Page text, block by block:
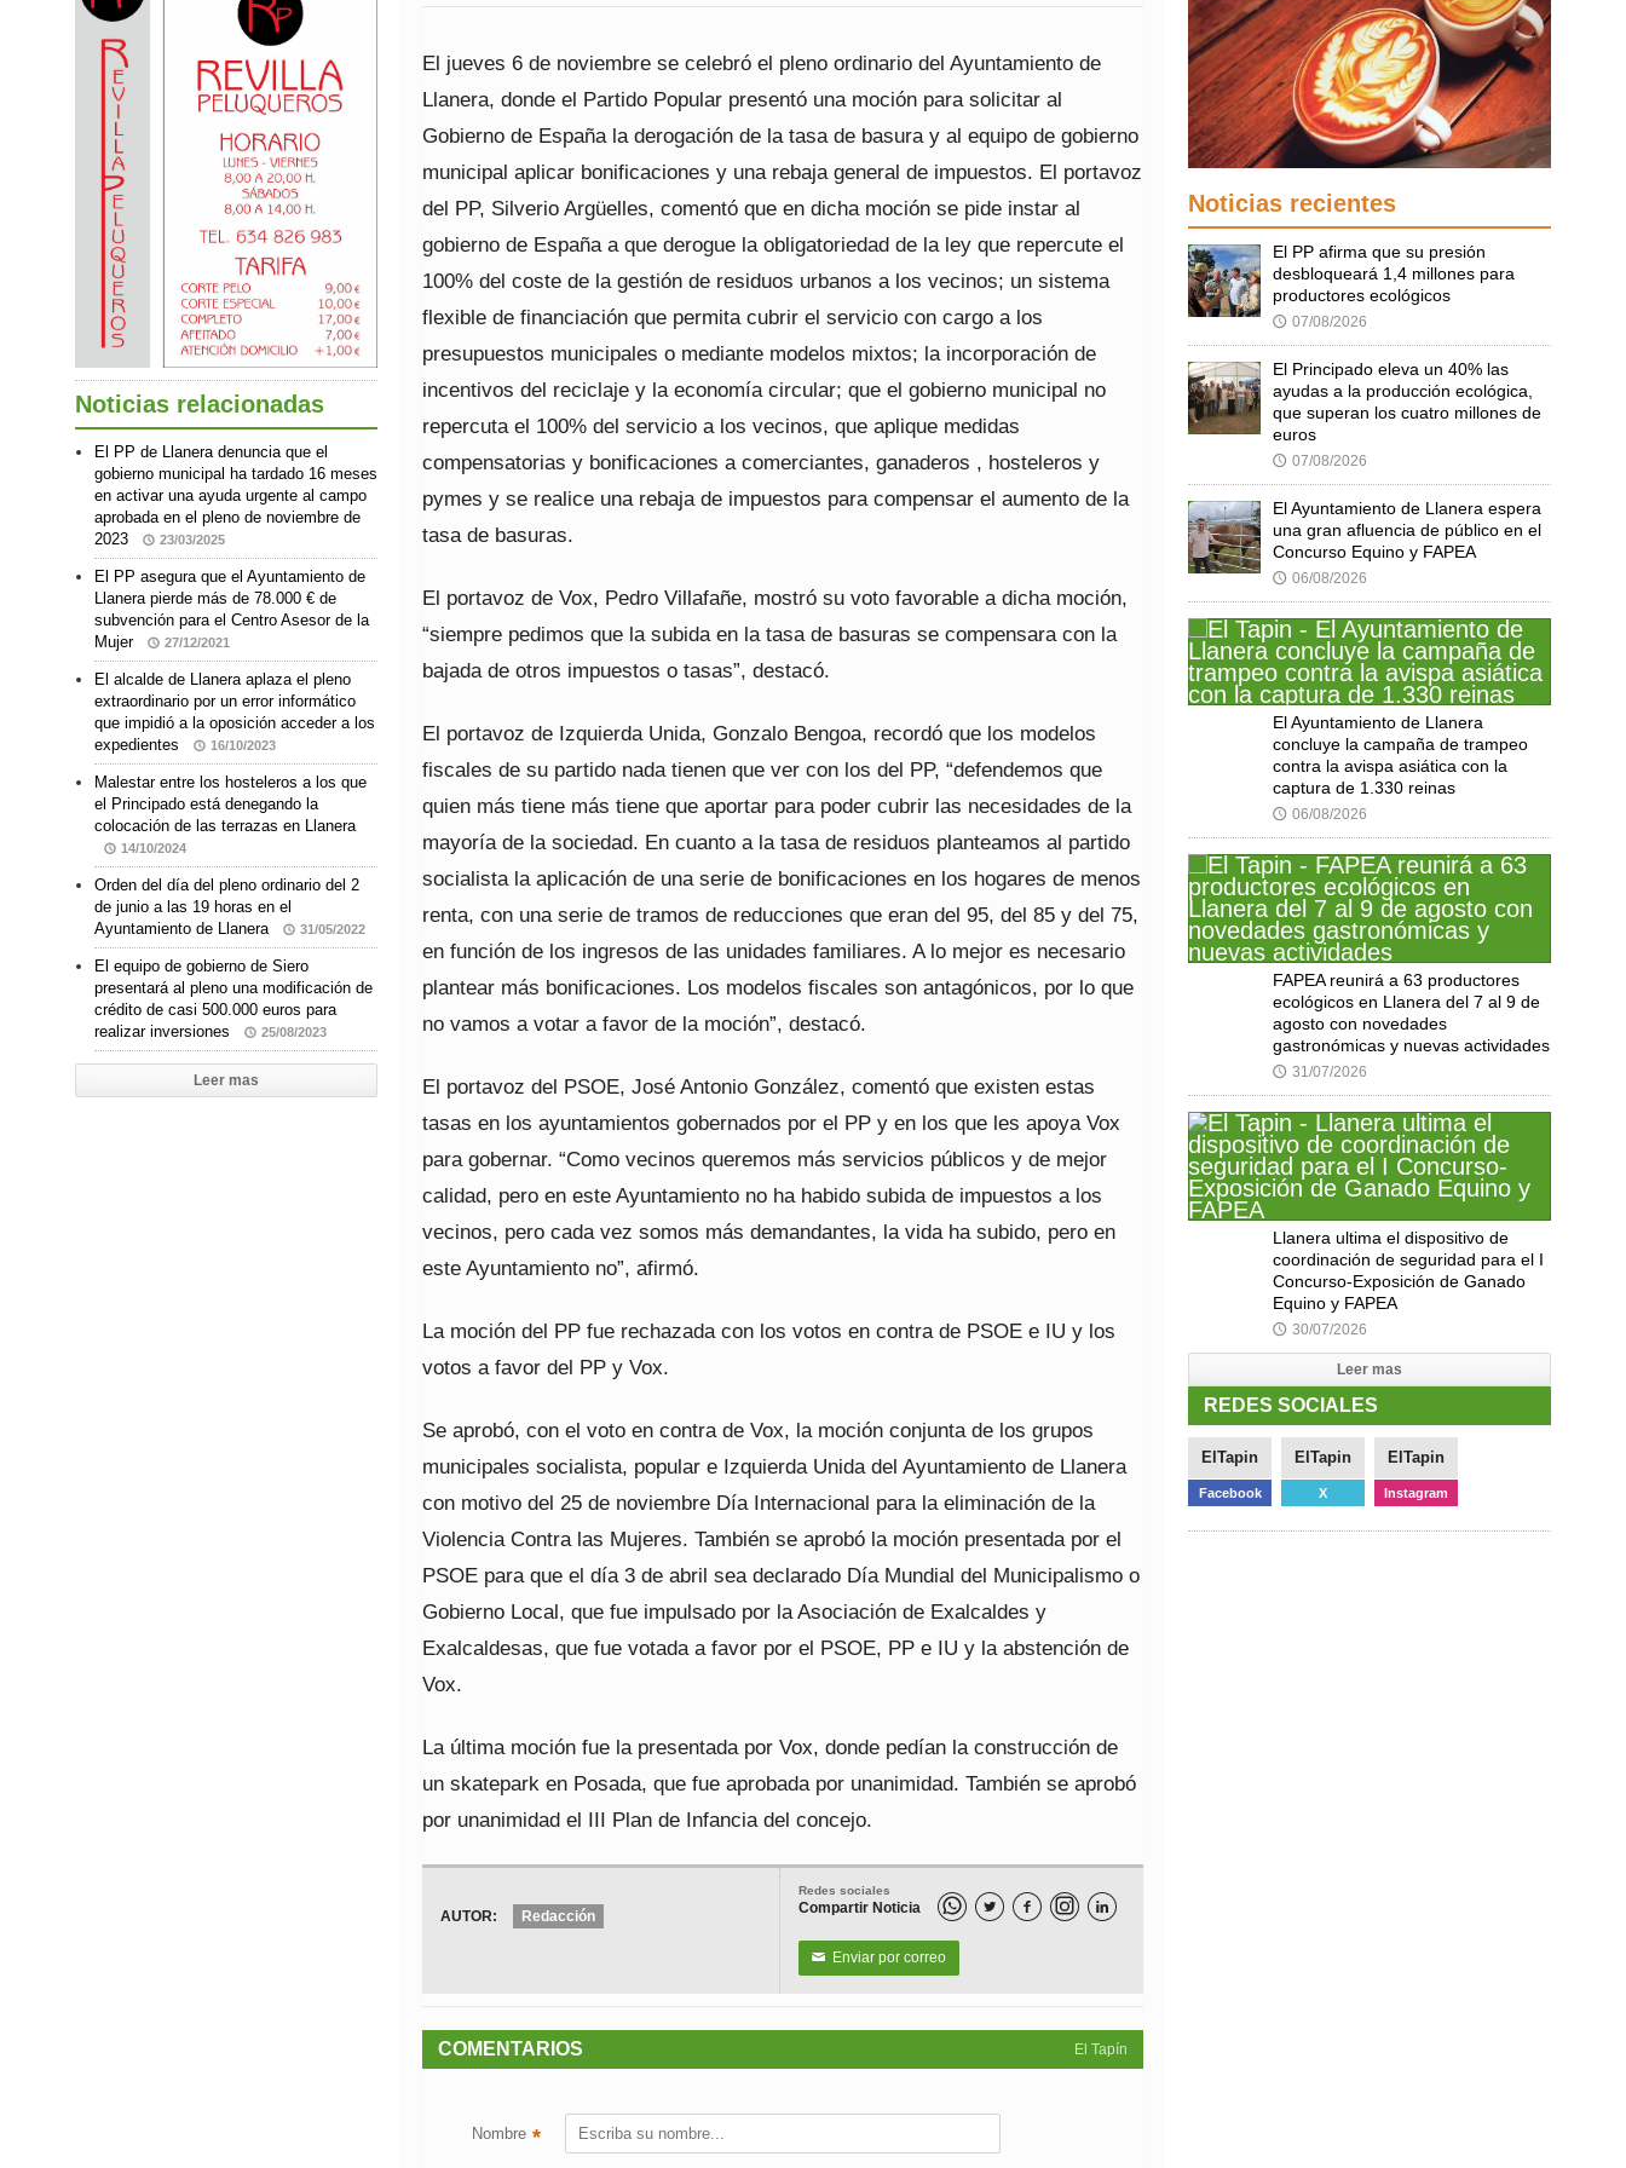
El jueves 6 de noviembre se celebró el pleno ordinario del Ayuntamiento de
Llanera, donde el Partido Popular presentó una moción para solicitar al
Gobierno de España la derogación de la tasa de basura y al equipo de gobierno
municipal aplicar bonificaciones y una rebaja general de impuestos. El portavoz
del PP, Silverio Argüelles, comentó que en dicha moción se pide instar al
gobierno de España a que derogue la obligatoriedad de la ley que repercute el
100% del coste de la gestión de residuos urbanos a los vecinos; un sistema
flexible de financiación que permita cubrir el servicio con cargo a los
presupuestos municipales o mediante modelos mixtos; la incorporación de
incentivos del reciclaje y la economía circular; que el gobierno municipal no
repercuta el 100% del servicio a los vecinos, que aplique medidas
compensatorias y bonificaciones a comerciantes, ganaderos , hosteleros y
pymes y se realice una rebaja de impuestos para compensar el aumento de la
tasa de basuras.
El portavoz de Vox, Pedro Villafañe, mostró su voto favorable a dicha moción,
“siempre pedimos que la subida en la tasa de basuras se compensara con la
bajada de otros impuestos o tasas”, destacó.
El portavoz de Izquierda Unida, Gonzalo Bengoa, recordó que los modelos
fiscales de su partido nada tienen que ver con los del PP, “defendemos que
quien más tiene más tiene que aportar para poder cubrir las necesidades de la
mayoría de la sociedad. En cuanto a la tasa de residuos planteamos al partido
socialista la aplicación de una serie de bonificaciones en los hogares de menos
renta, con una serie de tramos de reducciones que eran del 95, del 85 y del 75,
en función de los ingresos de las unidades familiares. A lo mejor es necesario
plantear más bonificaciones. Los modelos fiscales son antagónicos, por lo que
no vamos a votar a favor de la moción”, destacó.
El portavoz del PSOE, José Antonio González, comentó que existen estas
tasas en los ayuntamientos gobernados por el PP y en los que les apoya Vox
para gobernar. “Como vecinos queremos más servicios públicos y de mejor
calidad, pero en este Ayuntamiento no ha habido subida de impuestos a los
vecinos, pero cada vez somos más demandantes, la vida ha subido, pero en
este Ayuntamiento no”, afirmó.
La moción del PP fue rechazada con los votos en contra de PSOE e IU y los
votos a favor del PP y Vox.
Se aprobó, con el voto en contra de Vox, la moción conjunta de los grupos
municipales socialista, popular e Izquierda Unida del Ayuntamiento de Llanera
con motivo del 25 de noviembre Día Internacional para la eliminación de la
Violencia Contra las Mujeres. También se aprobó la moción presentada por el
PSOE para que el día 3 de abril sea declarado Día Mundial del Municipalismo o
Gobierno Local, que fue impulsado por la Asociación de Exalcaldes y
Exalcaldesas, que fue votada a favor por el PSOE, PP e IU y la abstención de
Vox.
La última moción fue la presentada por Vox, donde pedían la construcción de
un skatepark en Posada, que fue aprobada por unanimidad. También se aprobó
por unanimidad el III Plan de Infancia del concejo.
Redes sociales
Compartir Noticia   
✉ Enviar por correo
AUTOR: Redacción
El Tapín
COMENTARIOS
Nombre *
Noticias relacionadas
El PP de Llanera denuncia que el
gobierno municipal ha tardado 16 meses
en activar una ayuda urgente al campo
aprobada en el pleno de noviembre de
2023
23/03/2025
El PP asegura que el Ayuntamiento de
Llanera pierde más de 78.000 € de
subvención para el Centro Asesor de la
Mujer
27/12/2021
El alcalde de Llanera aplaza el pleno
extraordinario por un error informático
que impidió a la oposición acceder a los
expedientes
16/10/2023
Malestar entre los hosteleros a los que
el Principado está denegando la
colocación de las terrazas en Llanera
14/10/2024
Orden del día del pleno ordinario del 2
de junio a las 19 horas en el
Ayuntamiento de Llanera
31/05/2022
El equipo de gobierno de Siero
presentará al pleno una modificación de
crédito de casi 500.000 euros para
realizar inversiones
25/08/2023
Leer mas
Noticias recientes
El PP afirma que su presión
desbloqueará 1,4 millones para
productores ecológicos
🕔 07/08/2026
El Principado eleva un 40% las
ayudas a la producción ecológica,
que superan los cuatro millones de
euros
🕔 07/08/2026
El Ayuntamiento de Llanera espera
una gran afluencia de público en el
Concurso Equino y FAPEA
🕔 06/08/2026
El Ayuntamiento de Llanera
concluye la campaña de trampeo
contra la avispa asiática con la
captura de 1.330 reinas
🕔 06/08/2026
FAPEA reunirá a 63 productores
ecológicos en Llanera del 7 al 9 de
agosto con novedades
gastronómicas y nuevas actividades
🕔 31/07/2026
Llanera ultima el dispositivo de
coordinación de seguridad para el I
Concurso-Exposición de Ganado
Equino y FAPEA
🕔 30/07/2026
Leer mas
REDES SOCIALES
ElTapin
Facebook
ElTapin
X
ElTapin
Instagram